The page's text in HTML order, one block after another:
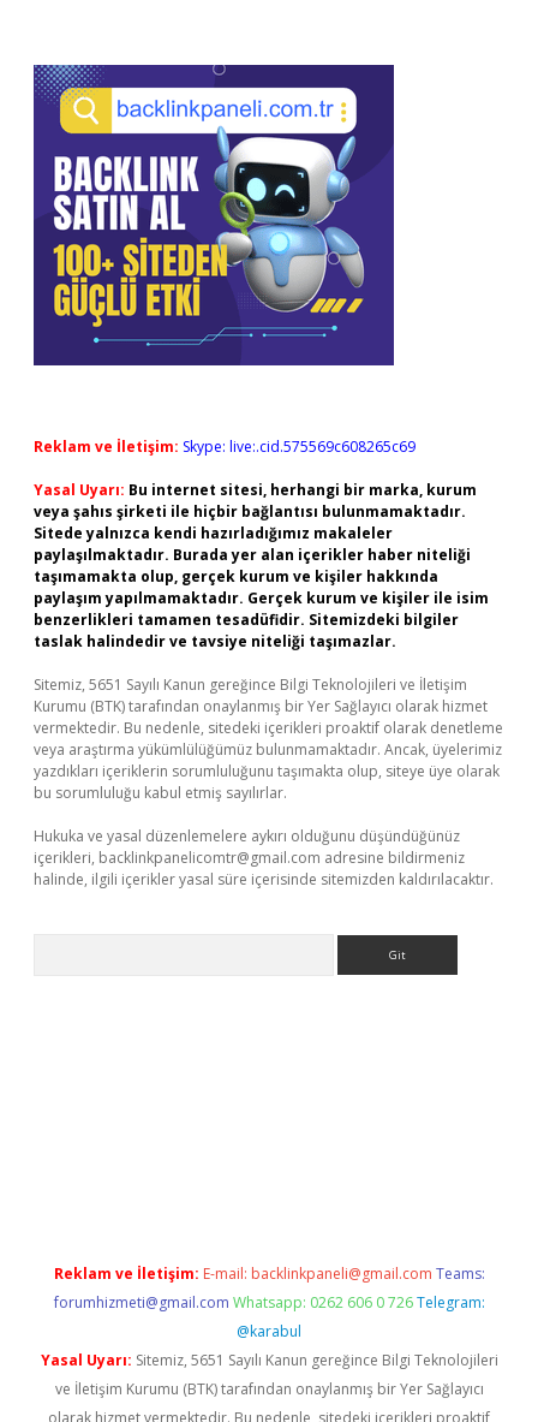
Reklam ve İletişim: Skype: live:.cid.575569c608265c69
Yasal Uyarı: Bu internet sitesi, herhangi bir marka, kurum
veya şahıs şirketi ile hiçbir bağlantısı bulunmamaktadır.
Sitede yalnızca kendi hazırladığımız makaleler
paylaşılmaktadır. Burada yer alan içerikler haber niteliği
taşımamakta olup, gerçek kurum ve kişiler hakkında
paylaşım yapılmamaktadır. Gerçek kurum ve kişiler ile isim
benzerlikleri tamamen tesadüfidir. Sitemizdeki bilgiler
taslak halindedir ve tavsiye niteliği taşımazlar.
Sitemiz, 5651 Sayılı Kanun gereğince Bilgi Teknolojileri ve İletişim
Kurumu (BTK) tarafından onaylanmış bir Yer Sağlayıcı olarak hizmet
vermektedir. Bu nedenle, sitedeki içerikleri proaktif olarak denetleme
veya araştırma yükümlülüğümüz bulunmamaktadır. Ancak, üyelerimiz
yazdıkları içeriklerin sorumluluğunu taşımakta olup, siteye üye olarak
bu sorumluluğu kabul etmiş sayılırlar.
Hukuka ve yasal düzenlemelere aykırı olduğunu düşündüğünüz
içerikleri, backlinkpanelicomtr@gmail.com adresine bildirmeniz
halinde, ilgili içerikler yasal süre içerisinde sitemizden kaldırılacaktır.
Reklam ve İletişim: E-mail: backlinkpaneli@gmail.com Teams:
forumhizmeti@gmail.com Whatsapp: 0262 606 0 726 Telegram:
@karabul
Yasal Uyarı: Sitemiz, 5651 Sayılı Kanun gereğince Bilgi Teknolojileri
ve İletişim Kurumu (BTK) tarafından onaylanmış bir Yer Sağlayıcı
olarak hizmet vermektedir. Bu nedenle, sitedeki içerikleri proaktif